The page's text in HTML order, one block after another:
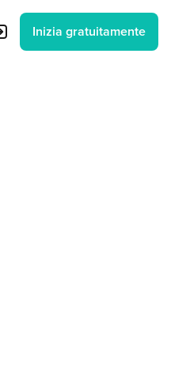
Inizia gratuitamente